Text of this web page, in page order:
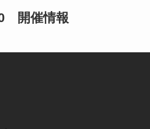
開催情報